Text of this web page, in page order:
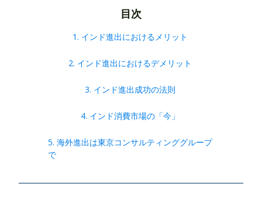
目次
1. インド進出におけるメリット
2. インド進出におけるデメリット
3. インド進出成功の法則
4. インド消費市場の「今」
5. 海外進出は東京コンサルティンググループ
で